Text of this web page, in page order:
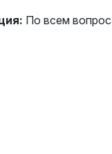
По всем